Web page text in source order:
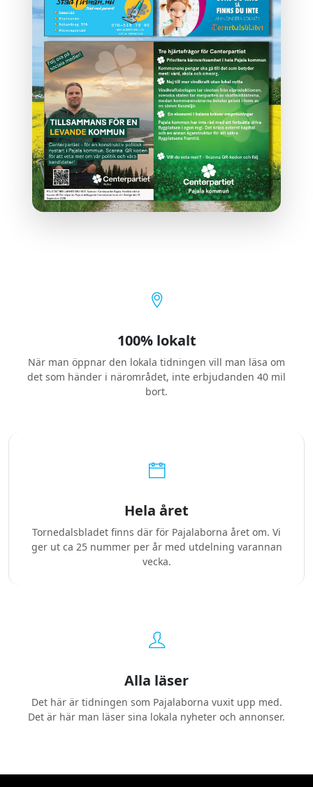
100% lokalt
När man öppnar den lokala tidningen vill man läsa om
det som händer i närområdet, inte erbjudanden 40 mil
bort.
Hela året
Tornedalsbladet finns där för Pajalaborna året om. Vi
ger ut ca 25 nummer per år med utdelning varannan
vecka.
Alla läser
Det här är tidningen som Pajalaborna vuxit upp med.
Det är här man läser sina lokala nyheter och annonser.